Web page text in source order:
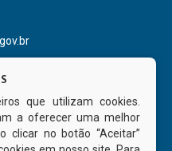
que utilizam cookies.
a oferecer uma melhor
clicar no botão “Aceitar”